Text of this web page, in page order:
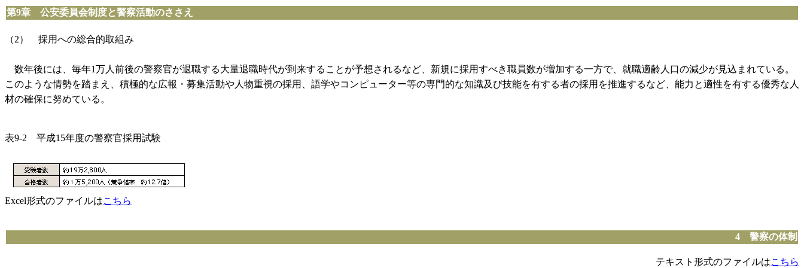
第9章 公安委員会制度と警察活動のささえ
（2） 採用への総合的取組み
数年後には、毎年1万人前後の警察官が退職する大量退職時代が到来することが予想されるなど、新規に採用すべき職員数が増加する一方で、就職適齢人口の減少が見込まれている。
このような情勢を踏まえ、積極的な広報・募集活動や人物重視の採用、語学やコンピューター等の専門的な知識及び技能を有する者の採用を推進するなど、能力と適性を有する優秀な人
材の確保に努めている。
表9-2 平成15年度の警察官採用試験
Excel形式のファイルはこちら
4 警察の体制
テキスト形式のファイルはこちら